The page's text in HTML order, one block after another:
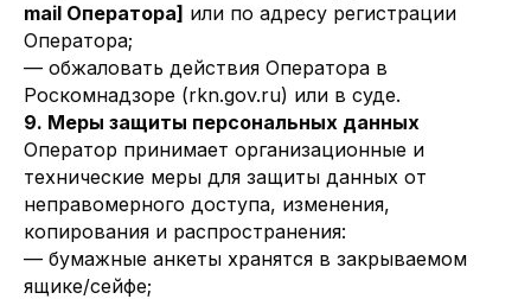
mail Оператора] или по адресу регистрации
Оператора;
— обжаловать действия Оператора в
Роскомнадзоре (rkn.gov.ru) или в суде.
9. Меры защиты персональных данных
Оператор принимает организационные и
технические меры для защиты данных от
неправомерного доступа, изменения,
копирования и распространения:
— бумажные анкеты хранятся в закрываемом
ящике/сейфе;